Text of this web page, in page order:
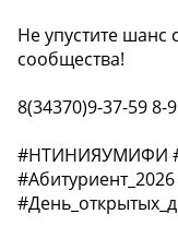
Не упустите шанс
сообщества!
8(34370)9-37-59 8-
#НТИНИЯУМИФИ